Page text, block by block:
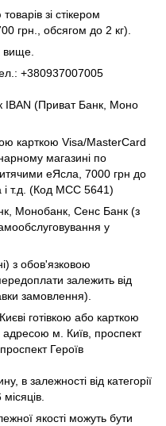
зі стікером
грн., обсягом до 2 кг).
вище.
+380937007005
IBAN (Приват Банк, Моно
карткою Visa/MasterCard
магазині по
еЯсла, 7000 грн до
і т.д. (Код МСС 5641)
Монобанк, Сенс Банк (з
у
з обов'язковою
залежить від
замовлення).
готівкою або карткою
м. Київ, проспект
Героїв
в залежності від категорії
якості можуть бути